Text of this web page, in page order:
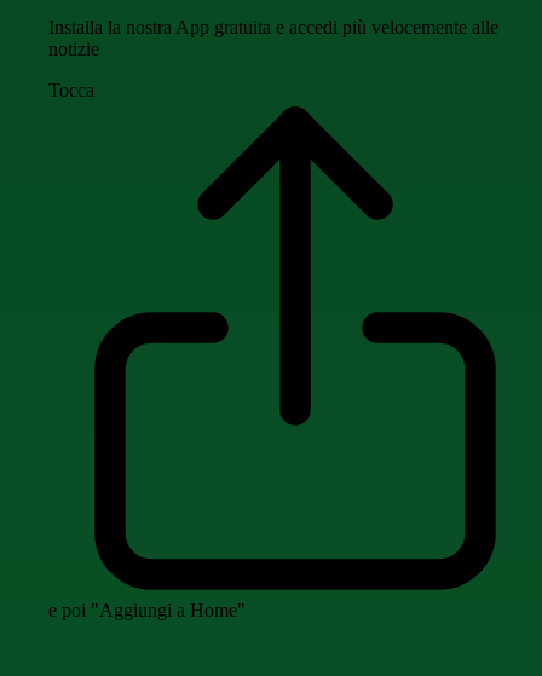
Installa la nostra App gratuita e accedi più velocemente alle
notizie
Tocca
e poi "Aggiungi a Home"